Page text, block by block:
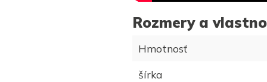
Rozmery a
Hmotnosť
šírka